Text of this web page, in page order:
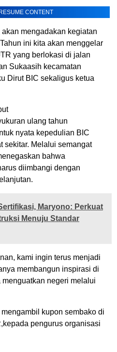
CONTENT
mengadakan kegiatan
ini kita akan menggelar
yang berlokasi di jalan
Sukaasih kecamatan
Dirut BIC sekaligus ketua
ulang tahun
nyata kepedulian BIC
sekitar. Melalui semangat
bahwa
diimbangi dengan
Maryono: Perkuat
Menuju Standar
kami ingin terus menjadi
membangun inspirasi di
negeri melalui
kupon sembako di
pengurus organisasi